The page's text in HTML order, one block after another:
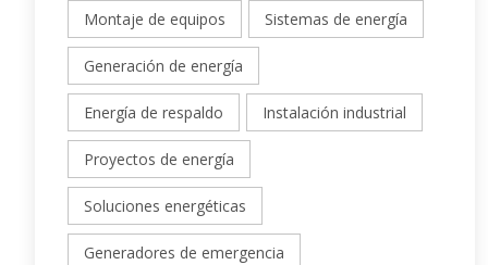
Montaje de equipos Sistemas de energía
Generación de energía
Energía de respaldo Instalación industrial
Proyectos de energía
Soluciones energéticas
Generadores de emergencia